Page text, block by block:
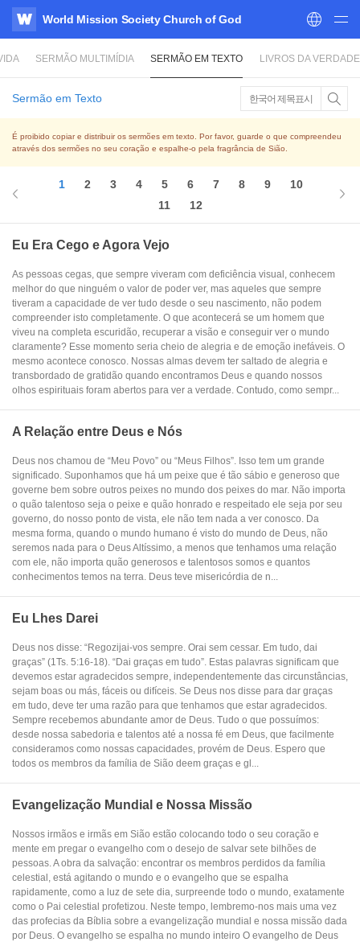
WATV
World Mission Society Church of God
SERMÃO MULTIMÍDIA SERMÃO EM TEXTO LIVROS DA VERDADE
Sermão em Texto 한국어 제목표시
É proibido copiar e distribuir os sermões em texto. Por favor, guarde o que compreendeu
através dos sermões no seu coração e espalhe-o pela fragrância de Sião.
1 2 3 4 5 6 7 8 9
10
11
12
Eu Era Cego e Agora Vejo
As pessoas cegas, que sempre viveram com deficiência visual, conhecem
melhor do que ninguém o valor de poder ver, mas aqueles que sempre
tiveram a capacidade de ver tudo desde o seu nascimento, não podem
compreender isto completamente. O que acontecerá se um homem que
viveu na completa escuridão, recuperar a visão e conseguir ver o mundo
claramente? Esse momento seria cheio de alegria e de emoção inefáveis. O
mesmo acontece conosco. Nossas almas devem ter saltado de alegria e
transbordado de gratidão quando encontramos Deus e quando nossos
olhos espirituais foram abertos para ver a verdade. Contudo, como sempr...
A Relação entre Deus e Nós
Deus nos chamou de “Meu Povo” ou “Meus Filhos”. Isso tem um grande
significado. Suponhamos que há um peixe que é tão sábio e generoso que
governe bem sobre outros peixes no mundo dos peixes do mar. Não importa
o quão talentoso seja o peixe e quão honrado e respeitado ele seja por seu
governo, do nosso ponto de vista, ele não tem nada a ver conosco. Da
mesma forma, quando o mundo humano é visto do mundo de Deus, não
seremos nada para o Deus Altíssimo, a menos que tenhamos uma relação
com ele, não importa quão generosos e talentosos somos e quantos
conhecimentos temos na terra. Deus teve misericórdia de n...
Eu Lhes Darei
Deus nos disse: “Regozijai-vos sempre. Orai sem cessar. Em tudo, dai
graças” (1Ts. 5:16-18). “Dai graças em tudo”. Estas palavras significam que
devemos estar agradecidos sempre, independentemente das circunstâncias,
sejam boas ou más, fáceis ou difíceis. Se Deus nos disse para dar graças
em tudo, deve ter uma razão para que tenhamos que estar agradecidos.
Sempre recebemos abundante amor de Deus. Tudo o que possuímos:
desde nossa sabedoria e talentos até a nossa fé em Deus, que facilmente
consideramos como nossas capacidades, provém de Deus. Espero que
todos os membros da família de Sião deem graças e gl...
Evangelização Mundial e Nossa Missão
Nossos irmãos e irmãs em Sião estão colocando todo o seu coração e
mente em pregar o evangelho com o desejo de salvar sete bilhões de
pessoas. A obra da salvação: encontrar os membros perdidos da família
celestial, está agitando o mundo e o evangelho que se espalha
rapidamente, como a luz de sete dia, surpreende todo o mundo, exatamente
como o Pai celestial profetizou. Neste tempo, lembremo-nos mais uma vez
das profecias da Bíblia sobre a evangelização mundial e nossa missão dada
por Deus. O evangelho se espalha no mundo inteiro O evangelho de Deus